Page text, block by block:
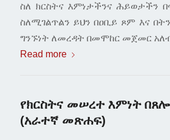
ስለ ክርስትና እምነታችንና ሕይወታችን
ስለሚገልጥልን ይህን በዐቢይ ጾም እና
ግንኙነት ለመረዳት በመሞከር መጀመር
Read more
የክርስትና መሠረተ እምነት
(አራተኛ መጽሐፍ)